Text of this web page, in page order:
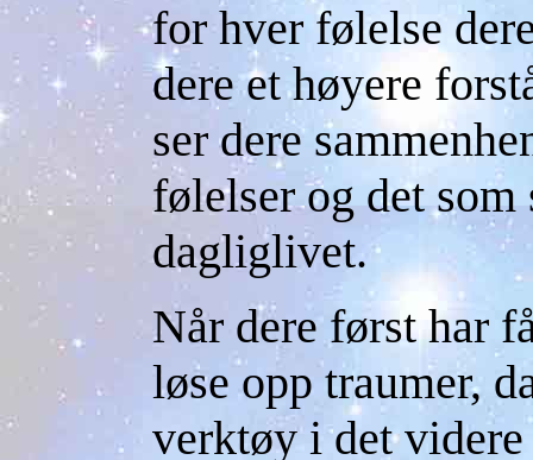
for hver følelse
dere et høyere
ser dere
følelser og det
dagliglivet.
Når dere først har
løse opp traumer,
verktøy i det